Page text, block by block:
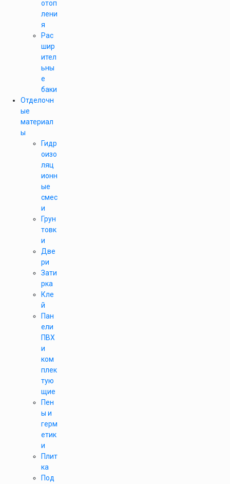
отоп
лени
я
Рас
шир
ител
ьны
е
баки
Отделочн
ые
материал
ы
Гидр
оизо
ляц
ионн
ые
смес
и
Грун
товк
и
Две
ри
Зати
рка
Кле
й
Пан
ели
ПВХ
и
ком
плек
тую
щие
Пен
ы и
герм
етик
и
Плит
ка
Под